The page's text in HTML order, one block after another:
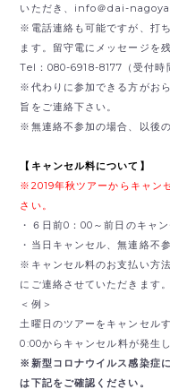
いただき、 info＠dai-
※電話連絡も可能ですが、打
ます。留守電にメッセージを
Tel：080-6918-8177（受付時
※代わりに参加できる方がお
旨をご連絡下さい。
※無連絡不参加の場合、以後
【キャンセル料について】
※2019年秋ツアーからキャン
さい。
・６日前0：00～前日のキャ
・当日キャンセル、無連絡不
※キャンセル料のお支払い方
にご連絡させていただきます。
＜例＞
土曜日のツアーをキャンセル
0:00からキャンセル料が発生し
※新型コロナウイルス感染症
は下記をご確認ください。